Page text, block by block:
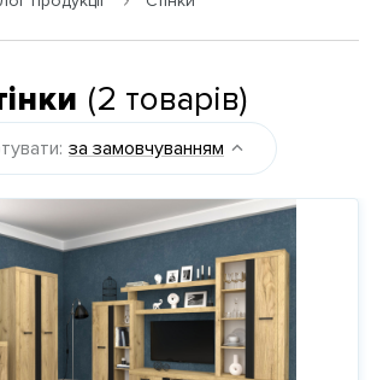
Головна
Про нас
продукції
та сервіс
Контакти
(2 товарів)
за замовчуванням